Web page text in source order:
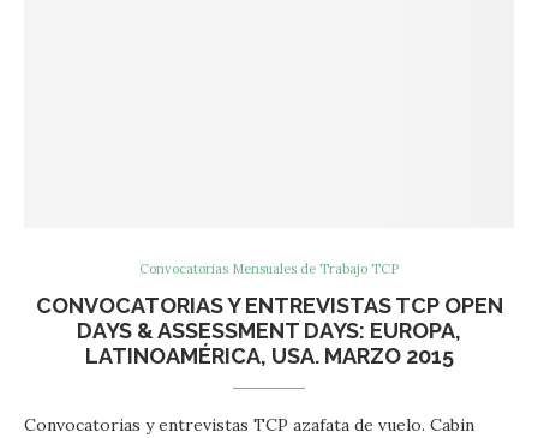
Convocatorias Mensuales de Trabajo TCP
CONVOCATORIAS Y ENTREVISTAS TCP OPEN
DAYS & ASSESSMENT DAYS: EUROPA,
LATINOAMÉRICA, USA. MARZO 2015
Convocatorias y entrevistas TCP azafata de vuelo. Cabin